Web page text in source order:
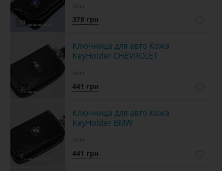
10 378 грн
8
Ключница для авто Кожа
KeyHolder CHEVROLET
441 грн
8
Ключница для авто Кожа
KeyHolder BMW
441 грн